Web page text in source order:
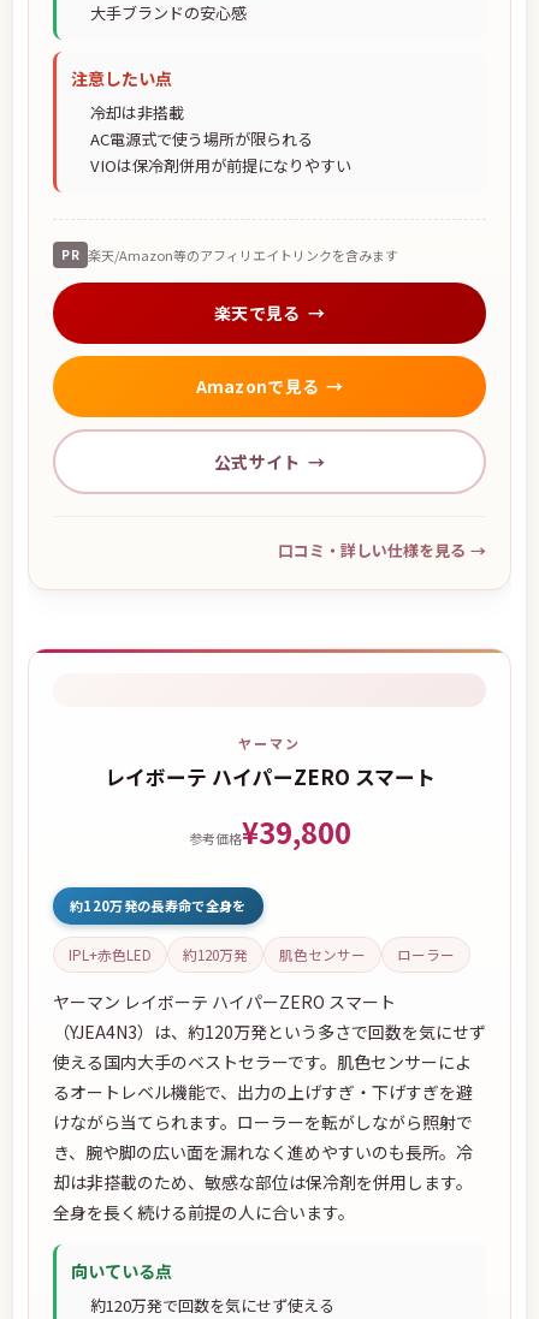
大手ブランドの安心感
注意したい点
冷却は非搭載
AC電源式で使う場所が限られる
VIOは保冷剤併用が前提になりやすい
PR 楽天/Amazon等のアフィリエイトリンクを含みます
楽天で見る
Amazonで見る
公式サイト
口コミ・詳しい仕様を見る →
ヤーマン
レイボーテ ハイパーZERO スマート
参考価格¥39,800
約120万発の長寿命で全身を
IPL+赤色LED 約120万発 肌色センサー ローラー
ヤーマン レイボーテ ハイパーZERO スマート
（YJEA4N3）は、約120万発という多さで回数を気にせず
使える国内大手のベストセラーです。肌色センサーによ
るオートレベル機能で、出力の上げすぎ・下げすぎを避
けながら当てられます。ローラーを転がしながら照射で
き、腕や脚の広い面を漏れなく進めやすいのも長所。冷
却は非搭載のため、敏感な部位は保冷剤を併用します。
全身を長く続ける前提の人に合います。
向いている点
約120万発で回数を気にせず使える